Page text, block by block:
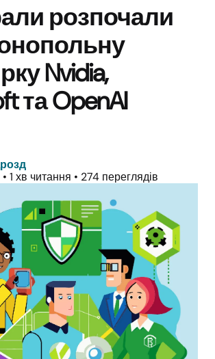
розпочали
Nvidia,
та OpenAI
• 1 хв читання • 274 переглядів